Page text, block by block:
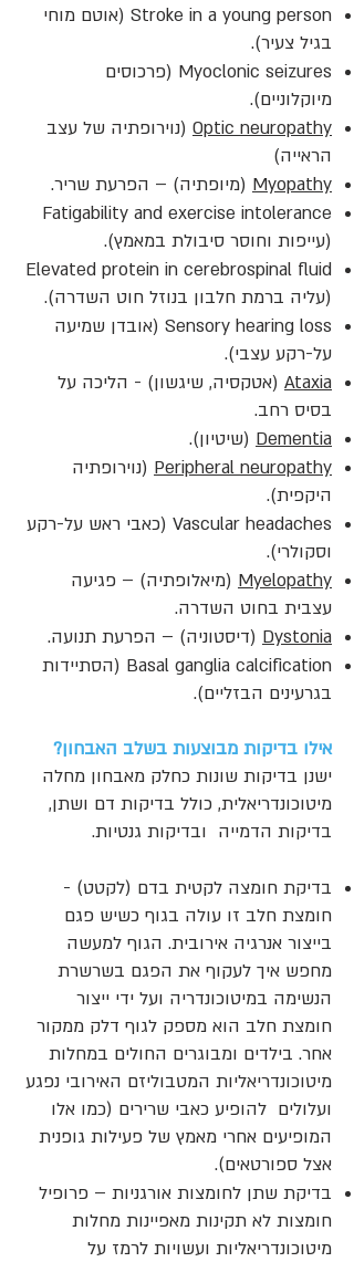
Stroke in a young person (אוטם מוחי
בגיל צעיר).
Myoclonic seizures (פרכוסים
מיוקלוניים).
Optic neuropathy (נוירופתיה של עצב
הראייה)
Myopathy (מיופתיה) – הפרעת שריר.
Fatigability and exercise intolerance
(עייפות וחוסר סיבולת במאמץ).
Elevated protein in cerebrospinal fluid
(עליה ברמת חלבון בנוזל חוט השדרה).
Sensory hearing loss (אובדן שמיעה
על-רקע עצבי).
Ataxia (אטקסיה, שיגשון) - הליכה על
בסיס רחב.
Dementia (שיטיון).
Peripheral neuropathy (נוירופתיה
היקפית).
Vascular headaches (כאבי ראש על-רקע
וסקולרי).
Myelopathy (מיאלופתיה) – פגיעה
עצבית בחוט השדרה.
Dystonia (דיסטוניה) – הפרעת תנועה.
Basal ganglia calcification (הסתיידות
בגרעינים הבזליים).
אילו בדיקות מבוצעות בשלב האבחון?
ישנן בדיקות שונות כחלק מאבחון מחלה
מיטוכונדריאלית, כולל בדיקות דם ושתן,
בדיקות הדמייה ובדיקות גנטיות.
בדיקת חומצה לקטית בדם (לקטט) -
חומצת חלב זו עולה בגוף כשיש פגם
בייצור אנרגיה אירובית. הגוף למעשה
מחפש איך לעקוף את הפגם בשרשרת
הנשימה במיטוכונדריה ועל ידי ייצור
חומצת חלב הוא מספק לגוף דלק ממקור
אחר. בילדים ומבוגרים החולים במחלות
מיטוכונדריאליות המטבוליזם האירובי נפגע
ועלולים להופיע כאבי שרירים (כמו אלו
המופיעים אחרי מאמץ של פעילות גופנית
אצל ספורטאים).
בדיקת שתן לחומצות אורגניות – פרופיל
חומצות לא תקינות מאפיינות מחלות
מיטוכונדריאליות ועשויות לרמז על